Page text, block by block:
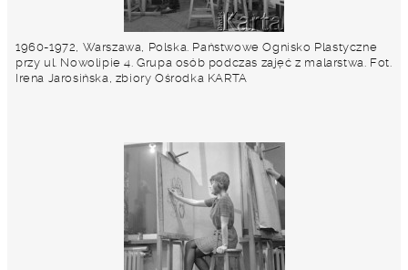
1960-1972, Warszawa, Polska. Państwowe Ognisko Plastyczne
przy ul. Nowolipie 4. Grupa osób podczas zajęć z malarstwa. Fot.
Irena Jarosińska, zbiory Ośrodka KARTA